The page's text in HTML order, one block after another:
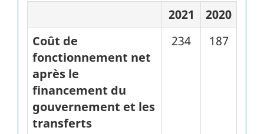
2021
2020
Coût de
fonctionnement net
après le
financement du
gouvernement et les
transferts
234 187